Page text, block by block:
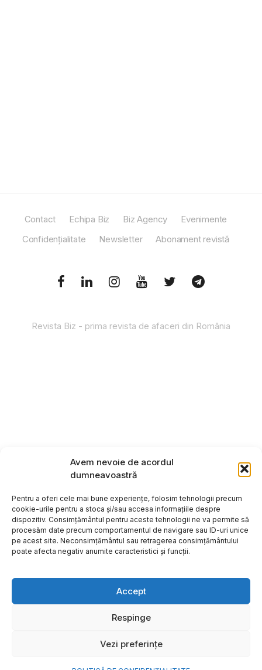
Avem nevoie de acordul
dumneavoastră
Pentru a oferi cele mai bune experiențe, folosim tehnologii precum
cookie-urile pentru a stoca și/sau accesa informațiile despre
dispozitiv. Consimțământul pentru aceste tehnologii ne va permite să
procesăm date precum comportamentul de navigare sau ID-uri unice
pe acest site. Neconsimțământul sau retragerea consimțământului
poate afecta negativ anumite caracteristici și funcții.
Accept
Respinge
Vezi preferințe
Contact Echipa Biz Biz Agency
Evenimente
Confidențialitate
Newsletter Abonament revistă
Revista Biz - prima revista de afaceri din România
Copyright ©2026